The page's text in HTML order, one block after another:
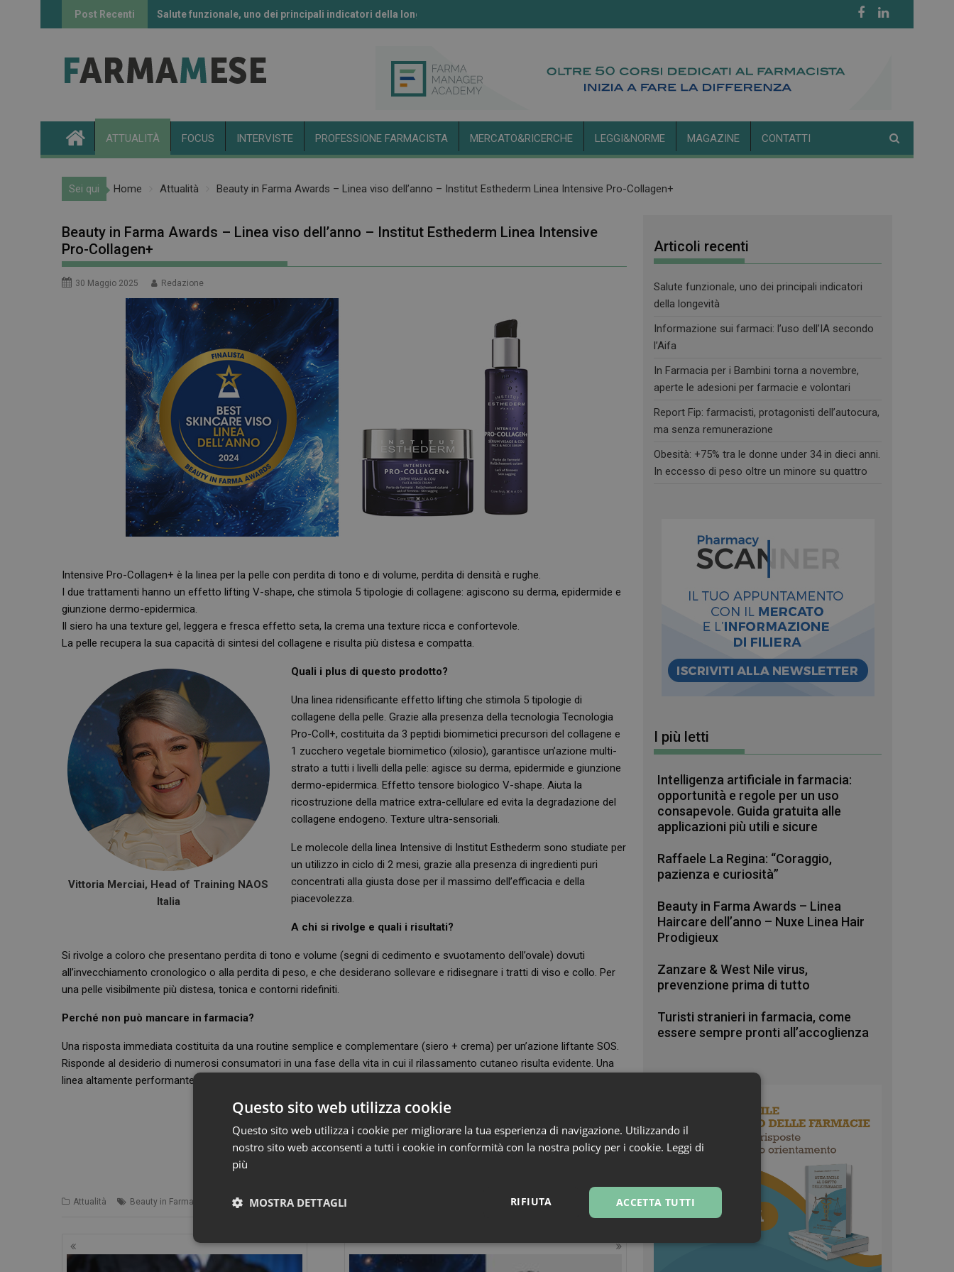
Post Recenti Salute funzionale, uno dei principali indicatori della longevità
Informazione sui farmaci: l’uso dell’IA secondo l’Aifa
ATTUALITÀ FOCUS INTERVISTE PROFESSIONE FARMACISTA MERCATO&RICERCHE LEGGI&NORME MAGAZINE CONTATTI
Sei qui Home Attualità Beauty in Farma Awards – Linea viso dell’anno – Institut Esthederm Linea Intensive Pro-Collagen+
Beauty in Farma Awards – Linea viso dell’anno – Institut Esthederm Linea Intensive
Pro-Collagen+
30 Maggio 2025 Redazione
Intensive Pro-Collagen+ è la linea per la pelle con perdita di tono e di volume, perdita di densità e rughe.
I due trattamenti hanno un effetto lifting V-shape, che stimola 5 tipologie di collagene: agiscono su derma, epidermide e
giunzione dermo-epidermica.
Il siero ha una texture gel, leggera e fresca effetto seta, la crema una texture ricca e confortevole.
La pelle recupera la sua capacità di sintesi del collagene e risulta più distesa e compatta.
Vittoria Merciai, Head of Training NAOS
Italia
Quali i plus di questo prodotto?
Una linea ridensificante effetto lifting che stimola 5 tipologie di
collagene della pelle. Grazie alla presenza della tecnologia Tecnologia
Pro-Coll+, costituita da 3 peptidi biomimetici precursori del collagene e
1 zucchero vegetale biomimetico (xilosio), garantisce un’azione multi-
strato a tutti i livelli della pelle: agisce su derma, epidermide e giunzione
dermo-epidermica. Effetto tensore biologico V-shape. Aiuta la
ricostruzione della matrice extra-cellulare ed evita la degradazione del
collagene endogeno. Texture ultra-sensoriali.
Le molecole della linea Intensive di Institut Esthederm sono studiate per
un utilizzo in ciclo di 2 mesi, grazie alla presenza di ingredienti puri
concentrati alla giusta dose per il massimo dell’efficacia e della
piacevolezza.
A chi si rivolge e quali i risultati?
Si rivolge a coloro che presentano perdita di tono e volume (segni di cedimento e svuotamento dell’ovale) dovuti
all’invecchiamento cronologico o alla perdita di peso, e che desiderano sollevare e ridisegnare i tratti di viso e collo. Per
una pelle visibilmente più distesa, tonica e contorni ridefiniti.
Perché non può mancare in farmacia?
Una risposta immediata costituita da una routine semplice e complementare (siero + crema) per un’azione liftante SOS.
Risponde al desiderio di numerosi consumatori in una fase della vita in cui il rilassamento cutaneo risulta evidente. Una
linea altamente performante che porta l’expertise professionale ad alto contenuto scientifico in farmacia.
Clicca qui e vota
Attualità Beauty in Farma Awards 2024 ,BFA
Navigazione
articoli
Articoli recenti
Salute funzionale, uno dei principali indicatori
della longevità
Informazione sui farmaci: l’uso dell’IA secondo
l’Aifa
In Farmacia per i Bambini torna a novembre,
aperte le adesioni per farmacie e volontari
Report Fip: farmacisti, protagonisti dell’autocura,
ma senza remunerazione
Obesità: +75% tra le donne under 34 in dieci anni.
In eccesso di peso oltre un minore su quattro
I più letti
Intelligenza artificiale in farmacia:
opportunità e regole per un uso
consapevole. Guida gratuita alle
applicazioni più utili e sicure
Raffaele La Regina: “Coraggio,
pazienza e curiosità”
Beauty in Farma Awards – Linea
Haircare dell’anno – Nuxe Linea Hair
Prodigieux
Zanzare & West Nile virus,
prevenzione prima di tutto
Turisti stranieri in farmacia, come
essere sempre pronti all’accoglienza
Questo sito web utilizza cookie
Questo sito web utilizza i cookie per migliorare la tua esperienza di navigazione. Utilizzando il
nostro sito web acconsenti a tutti i cookie in conformità con la nostra policy per i cookie. Leggi di
più
ACCETTA TUTTI
RIFIUTA
MOSTRA DETTAGLI
Necessari Marketing Non classificati